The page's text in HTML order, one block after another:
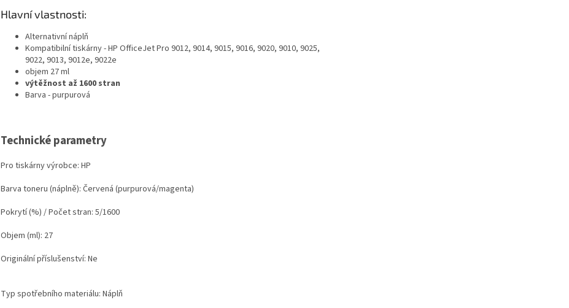
Hlavní vlastnosti:
Alternativní náplň
Kompatibilní tiskárny - HP OfficeJet Pro 9012, 9014, 9015, 9016, 9020, 9010, 9025,
9022, 9013, 9012e, 9022e
objem 27 ml
výtěžnost až 1600 stran
Barva - purpurová
Technické parametry
Pro tiskárny výrobce: HP
Barva toneru (náplně): Červená (purpurová/magenta)
Pokrytí (%) / Počet stran: 5/1600
Objem (ml): 27
Originální příslušenství: Ne
Typ spotřebního materiálu: Náplň